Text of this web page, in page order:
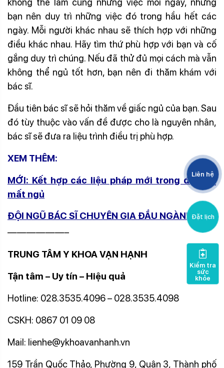
bạn nên duy trì những việc đó trong hầu hết các
ngày. Mỗi người khác nhau sẽ thích hợp với những
điều khác nhau. Hãy tìm thứ phù hợp với bạn và cố
gắng duy trì chúng. Nếu đã thử đủ mọi cách mà vẫn
không thể ngủ tốt hơn, bạn nên đi thăm khám với
bác sĩ.
Đầu tiên bác sĩ sẽ hỏi thăm về giấc ngủ của bạn. Sau
đó tùy thuộc vào vấn đề được cho là nguyên nhân,
bác sĩ sẽ đưa ra liệu trình điều trị phù hợp.
XEM THÊM:
MỚI: Kết hợp các liệu pháp mới trong điều trị
mất ngủ
ĐỘI NGŨ BÁC SĨ CHUYÊN GIA ĐẦU NGÀNH
——————–
TRUNG TÂM Y KHOA VẠN HẠNH
Tận tâm – Uy tín – Hiệu quả
Hotline: 028.3535.4096 – 028.3535.4098
CSKH: 0867 01 09 08
Mail: lienhe@ykhoavanhanh.vn
159 Trần Quốc Thảo, Phường 9, Quận 3, Thành phố
Liên hệ
Đặt lịch
Kiểm tra
sức
khỏe